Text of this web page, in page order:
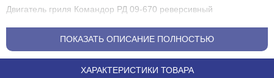
Двигатель гриля Командор РД 09-670 реверсивный
ПОКАЗАТЬ ОПИСАНИЕ ПОЛНОСТЬЮ
ХАРАКТЕРИСТИКИ ТОВАРА